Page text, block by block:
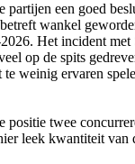
partijen een goed
wankel
Het incident
op de spits
te weinig ervaren
twee
leek kwantiteit van